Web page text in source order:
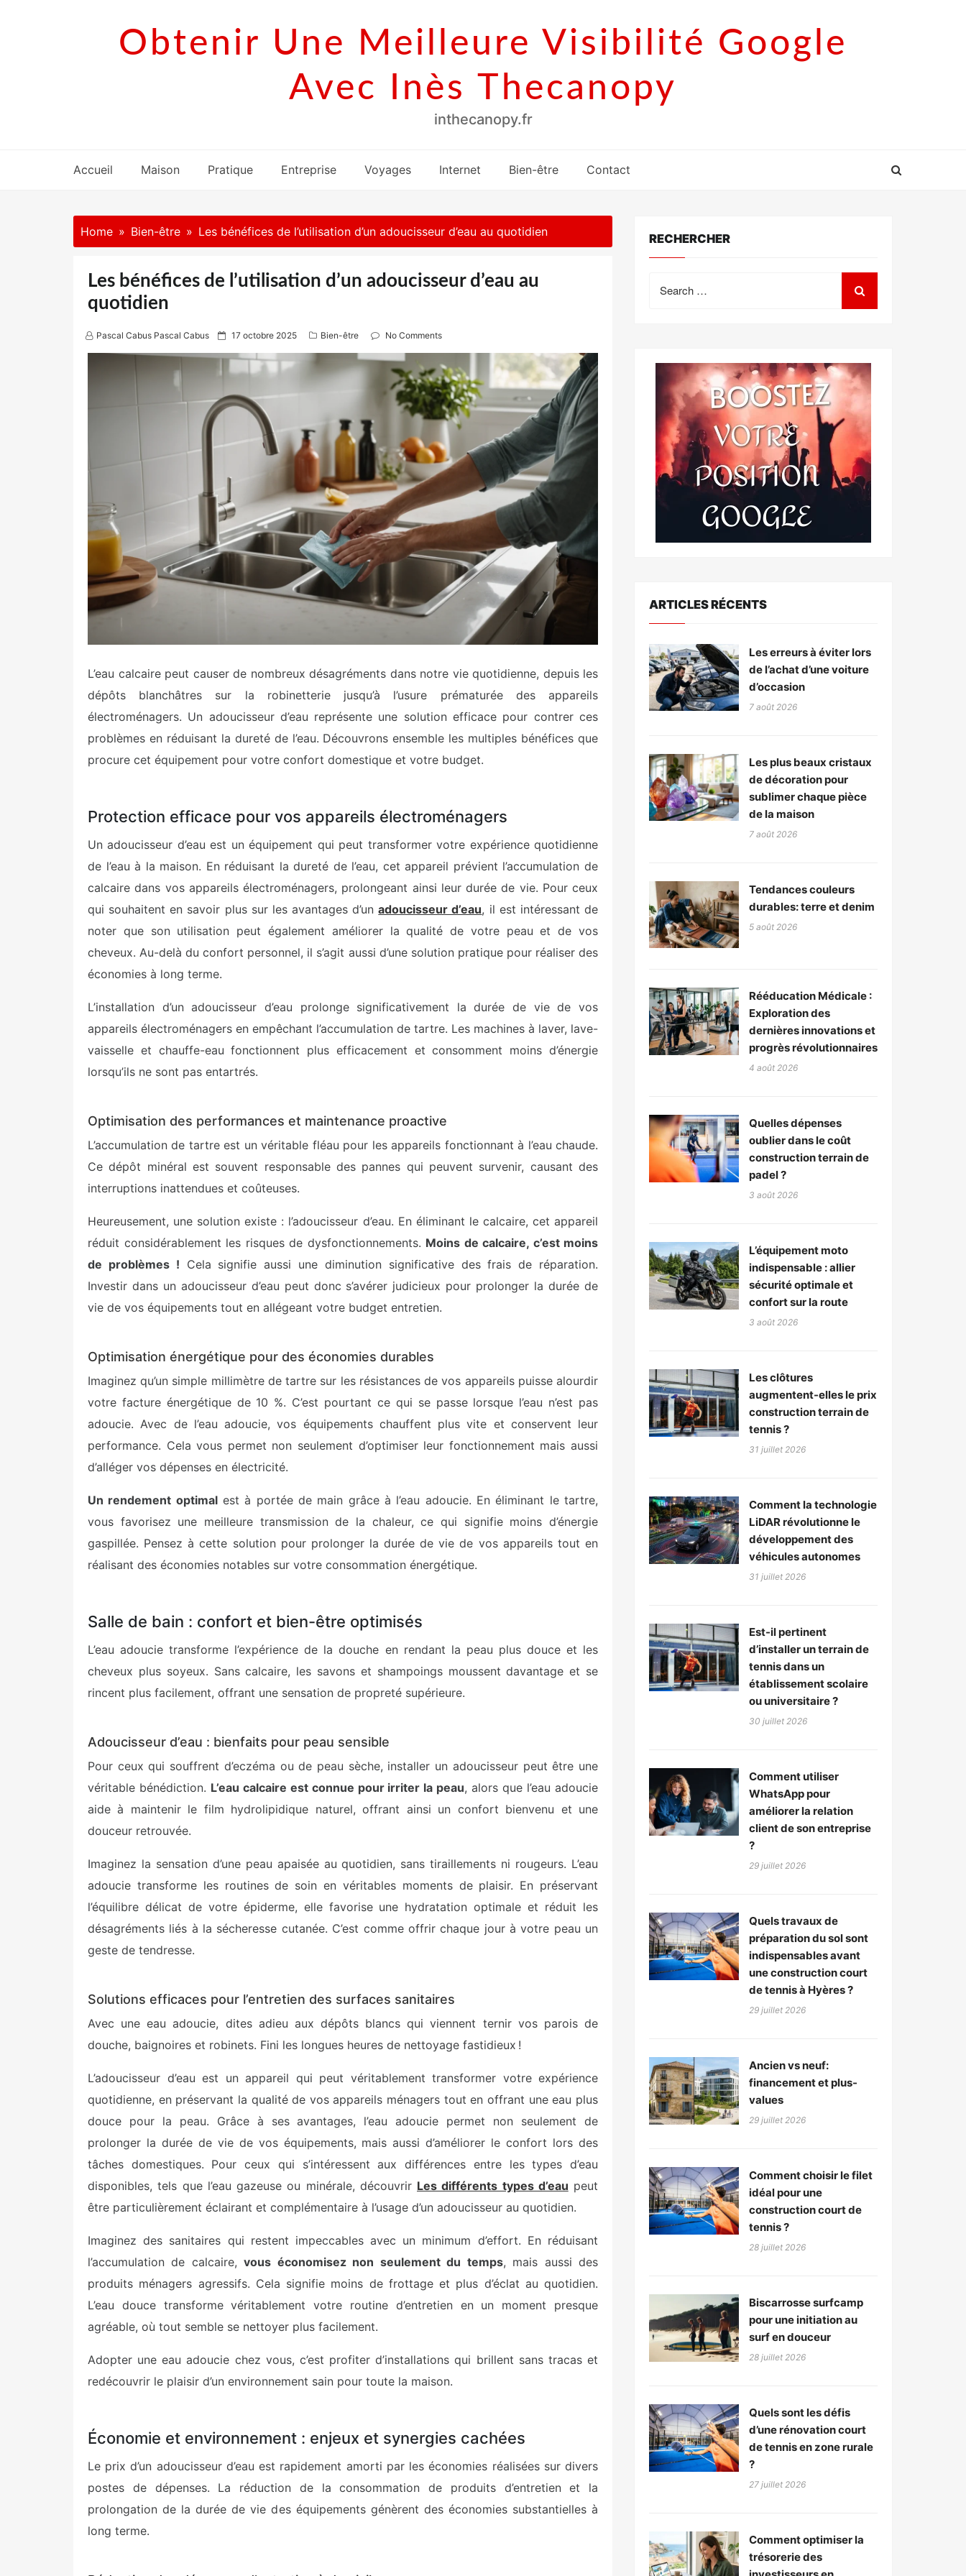
Obtenir Une Meilleure Visibilité Google
Avec Inès Thecanopy
inthecanopy.fr
Accueil Maison Pratique Entreprise Voyages Internet Bien-être Contact
Home Bien-être Les bénéfices de l’utilisation d’un adoucisseur d’eau au quotidien
Les bénéfices de l’utilisation d’un adoucisseur d’eau au
quotidien
Pascal Cabus Pascal Cabus
P
s
d
o
17 octobre 2025 Bien-être No Comments
L’eau calcaire peut causer de nombreux désagréments dans notre vie quotidienne, depuis les
dépôts blanchâtres sur la robinetterie jusqu’à l’usure prématurée des appareils
électroménagers. Un adoucisseur d’eau représente une solution efficace pour contrer ces
problèmes en réduisant la dureté de l’eau. Découvrons ensemble les multiples bénéfices que
procure cet équipement pour votre confort domestique et votre budget.
Protection efficace pour vos appareils électroménagers
Un adoucisseur d’eau est un équipement qui peut transformer votre expérience quotidienne
de l’eau à la maison. En réduisant la dureté de l’eau, cet appareil prévient l’accumulation de
calcaire dans vos appareils électroménagers, prolongeant ainsi leur durée de vie. Pour ceux
qui souhaitent en savoir plus sur les avantages d’unadoucisseur d’eau, il est intéressant de
noter que son utilisation peut également améliorer la qualité de votre peau et de vos
cheveux. Au-delà du confort personnel, il s’agit aussi d’une solution pratique pour réaliser des
économies à long terme.
L’installation d’un adoucisseur d’eau prolonge significativement la durée de vie de vos
appareils électroménagers en empêchant l’accumulation de tartre. Les machines à laver, lave-
vaisselle et chauffe-eau fonctionnent plus efficacement et consomment moins d’énergie
lorsqu’ils ne sont pas entartrés.
Optimisation des performances et maintenance proactive
L’accumulation de tartre est un véritable fléau pour les appareils fonctionnant à l’eau chaude.
Ce dépôt minéral est souvent responsable des pannes qui peuvent survenir, causant des
interruptions inattendues et coûteuses.
Heureusement, une solution existe : l’adoucisseur d’eau. En éliminant le calcaire, cet appareil
réduit considérablement les risques de dysfonctionnements. Moins de calcaire, c’est moins
de problèmes ! Cela signifie aussi une diminution significative des frais de réparation.
Investir dans un adoucisseur d’eau peut donc s’avérer judicieux pour prolonger la durée de
vie de vos équipements tout en allégeant votre budget entretien.
Optimisation énergétique pour des économies durables
Imaginez qu’un simple millimètre de tartre sur les résistances de vos appareils puisse alourdir
votre facture énergétique de 10 %. C’est pourtant ce qui se passe lorsque l’eau n’est pas
adoucie. Avec de l’eau adoucie, vos équipements chauffent plus vite et conservent leur
performance. Cela vous permet non seulement d’optimiser leur fonctionnement mais aussi
d’alléger vos dépenses en électricité.
Un rendement optimalest à portée de main grâce à l’eau adoucie. En éliminant le tartre,
vous favorisez une meilleure transmission de la chaleur, ce qui signifie moins d’énergie
gaspillée. Pensez à cette solution pour prolonger la durée de vie de vos appareils tout en
réalisant des économies notables sur votre consommation énergétique.
Salle de bain : confort et bien-être optimisés
L’eau adoucie transforme l’expérience de la douche en rendant la peau plus douce et les
cheveux plus soyeux. Sans calcaire, les savons et shampoings moussent davantage et se
rincent plus facilement, offrant une sensation de propreté supérieure.
Adoucisseur d’eau : bienfaits pour peau sensible
Pour ceux qui souffrent d’eczéma ou de peau sèche, installer un adoucisseur peut être une
véritable bénédiction. L’eau calcaire est connue pour irriter la peau, alors que l’eau adoucie
aide à maintenir le film hydrolipidique naturel, offrant ainsi un confort bienvenu et une
douceur retrouvée.
Imaginez la sensation d’une peau apaisée au quotidien, sans tiraillements ni rougeurs. L’eau
adoucie transforme les routines de soin en véritables moments de plaisir. En préservant
l’équilibre délicat de votre épiderme, elle favorise une hydratation optimale et réduit les
désagréments liés à la sécheresse cutanée. C’est comme offrir chaque jour à votre peau un
geste de tendresse.
Solutions efficaces pour l’entretien des surfaces sanitaires
Avec une eau adoucie, dites adieu aux dépôts blancs qui viennent ternir vos parois de
douche, baignoires et robinets. Fini les longues heures de nettoyage fastidieux !
L’adoucisseur d’eau est un appareil qui peut véritablement transformer votre expérience
quotidienne, en préservant la qualité de vos appareils ménagers tout en offrant une eau plus
douce pour la peau. Grâce à ses avantages, l’eau adoucie permet non seulement de
prolonger la durée de vie de vos équipements, mais aussi d’améliorer le confort lors des
tâches domestiques. Pour ceux qui s’intéressent aux différences entre les types d’eau
disponibles, tels que l’eau gazeuse ou minérale, découvrir Les différents types d’eau peut
être particulièrement éclairant et complémentaire à l’usage d’un adoucisseur au quotidien.
Imaginez des sanitaires qui restent impeccables avec un minimum d’effort. En réduisant
l’accumulation de calcaire,vous économisez non seulement du temps, mais aussi des
produits ménagers agressifs. Cela signifie moins de frottage et plus d’éclat au quotidien.
L’eau douce transforme véritablement votre routine d’entretien en un moment presque
agréable, où tout semble se nettoyer plus facilement.
Adopter une eau adoucie chez vous, c’est profiter d’installations qui brillent sans tracas et
redécouvrir le plaisir d’un environnement sain pour toute la maison.
Économie et environnement : enjeux et synergies cachées
Le prix d’un adoucisseur d’eau est rapidement amorti par les économies réalisées sur divers
postes de dépenses. La réduction de la consommation de produits d’entretien et la
prolongation de la durée de vie des équipements génèrent des économies substantielles à
long terme.
RECHERCHER
for:
ARTICLES RÉCENTS
Les erreurs à éviter lors
de l’achat d’une voiture
d’occasion
7 août 2026
Les plus beaux cristaux
de décoration pour
sublimer chaque pièce
de la maison
7 août 2026
Tendances couleurs
durables: terre et denim
5 août 2026
Rééducation Médicale :
Exploration des
dernières innovations et
progrès révolutionnaires
4 août 2026
Quelles dépenses
oublier dans le coût
construction terrain de
padel ?
3 août 2026
L’équipement moto
indispensable : allier
sécurité optimale et
confort sur la route
3 août 2026
Les clôtures
augmentent-elles le prix
construction terrain de
tennis ?
31 juillet 2026
Comment la technologie
LiDAR révolutionne le
développement des
véhicules autonomes
31 juillet 2026
Est-il pertinent
d’installer un terrain de
tennis dans un
établissement scolaire
ou universitaire ?
30 juillet 2026
Comment utiliser
WhatsApp pour
améliorer la relation
client de son entreprise
?
29 juillet 2026
Quels travaux de
préparation du sol sont
indispensables avant
une construction court
de tennis à Hyères ?
29 juillet 2026
Ancien vs neuf:
financement et plus-
values
29 juillet 2026
Comment choisir le filet
idéal pour une
construction court de
tennis ?
28 juillet 2026
Biscarrosse surfcamp
pour une initiation au
surf en douceur
28 juillet 2026
Quels sont les défis
d’une rénovation court
de tennis en zone rurale
?
27 juillet 2026
Comment optimiser la
trésorerie des